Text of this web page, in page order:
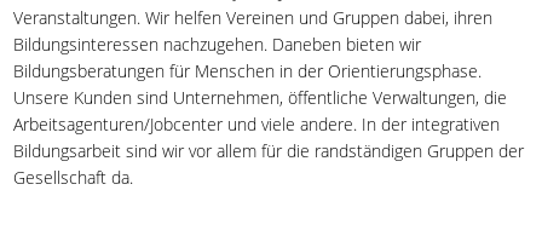
Veranstaltungen. Wir helfen Vereinen und Gruppen dabei, ihren
Bildungsinteressen nachzugehen. Daneben bieten wir
Bildungsberatungen für Menschen in der Orientierungsphase.
Unsere Kunden sind Unternehmen, öffentliche Verwaltungen, die
Arbeitsagenturen/Jobcenter und viele andere. In der integrativen
Bildungsarbeit sind wir vor allem für die randständigen Gruppen der
Gesellschaft da.